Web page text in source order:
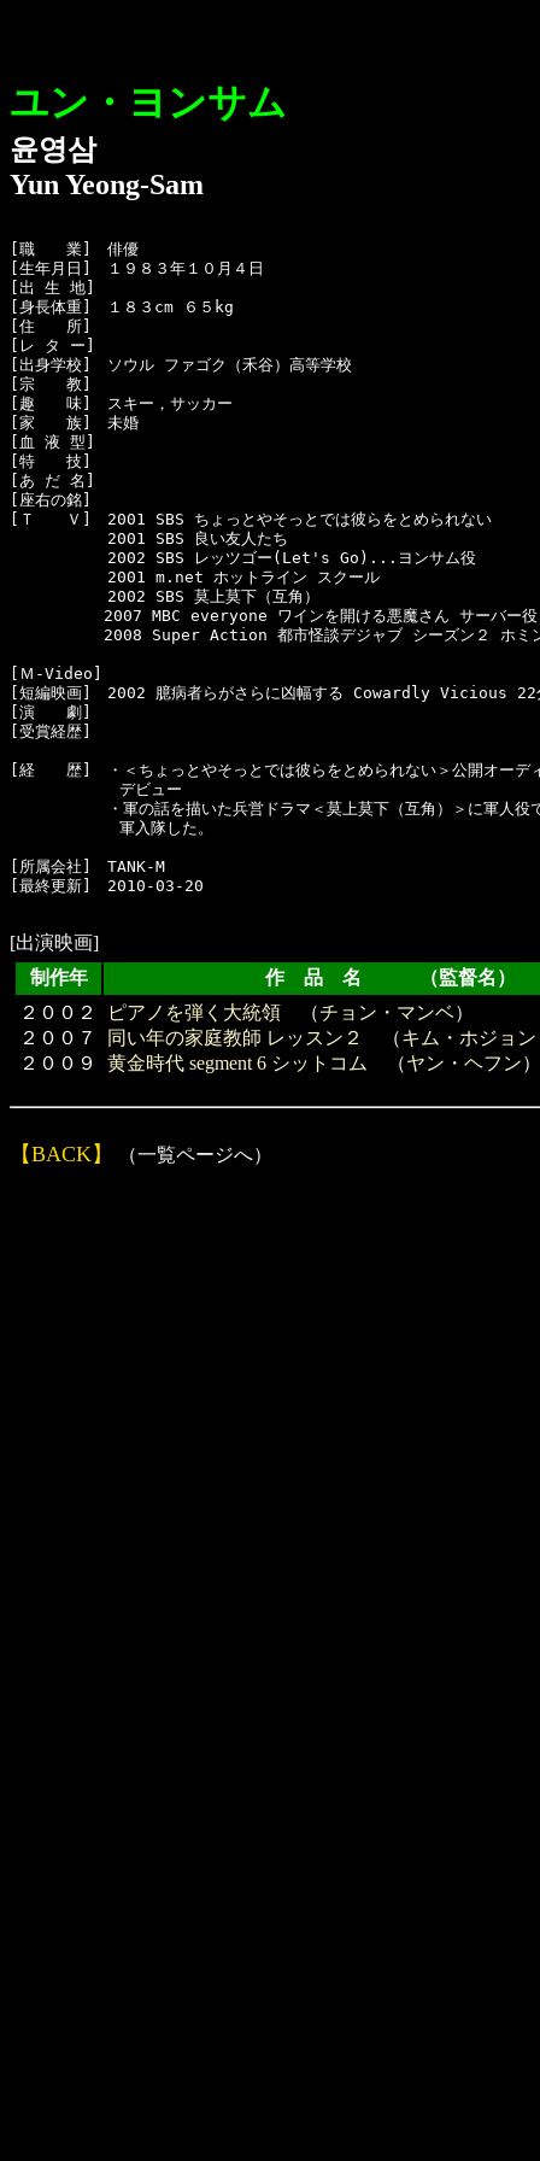
ユン・ヨンサム
윤영삼
Yun Yeong-Sam
[職　　業]　俳優
[生年月日]　１９８３年１０月４日
[出 生 地]
[身長体重]　１８３cm ６５kg
[住　　所]
[レ タ ー]
[出身学校]　ソウル ファゴク（禾谷）高等学校
[宗　　教]
[趣　　味]　スキー，サッカー
[家　　族]　未婚
[血 液 型]
[特　　技]
[あ だ 名]
[座右の銘]
[Ｔ　　Ｖ]　2001 SBS ちょっとやそっとでは彼らをとめられない
  　　　　　2001 SBS 良い友人たち
  　　　　　2002 SBS レッツゴー(Let's Go)...ヨンサム役
  　　　　　2001 m.net ホットライン スクール
  　　　　　2002 SBS 莫上莫下（互角）
2007 MBC everyone ワインを開ける悪魔さん サーバー役
2008 Super Action 都市怪談デジャブ シーズン２ ホミ
[Ｍ-Video]
[短編映画]　2002 臆病者らがさらに凶幅する Cowardly Vicious 22
[演　　劇]
[受賞経歴]
[経　　歴]　・＜ちょっとやそっとでは彼らをとめられない＞公開オーデ
デビュー
　　　　　・軍の話を描いた兵営ドラマ＜莫上莫下（互角）＞に軍人役
軍入隊した。
[所属会社]　TANK-M
[最終更新]　2010-03-20
[出演映画]
制作年
作 品 名 （監督名）
２００２
２００７
２００９
ピアノを弾く大統領 （チョン・マンベ）
同い年の家庭教師 レッスン２
（キム・ホジョン
黄金時代 segment 6 シットコム
（ヤン・ヘフン
【BACK】 （一覧ページへ）